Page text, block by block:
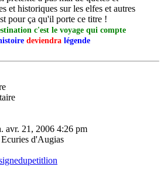
et historiques sur les elfes et autres
pour ça qu'il porte ce titre !
c'est le voyage qui compte
deviendra légende
avr. 21, 2006 4:26 pm
d'Augias